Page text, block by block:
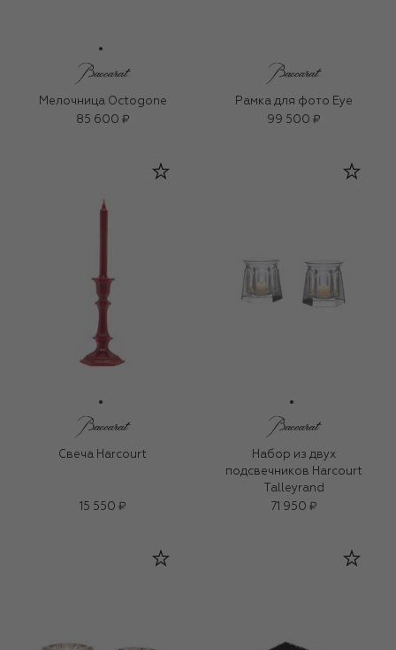
Мелочница Octogone
85 600 ₽
Рамка для фото Eye
99 500 ₽
Свеча Harcourt
15 550 ₽
Набор из двух
подсвечников Harcourt
Talleyrand
71 950 ₽